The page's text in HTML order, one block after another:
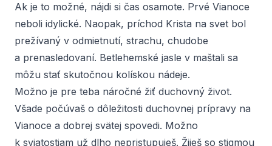
Ak je to možné, nájdi si čas osamote. Prvé Vianoce
neboli idylické. Naopak, príchod Krista na svet bol
prežívaný v odmietnutí, strachu, chudobe
a prenasledovaní. Betlehemské jasle v maštali sa
môžu stať skutočnou kolískou nádeje.
Možno je pre teba náročné žiť duchovný život.
Všade počúvaš o dôležitosti duchovnej prípravy na
Vianoce a dobrej svätej spovedi. Možno
k sviatostiam už dlho nepristupuješ. Žiješ so stigmou